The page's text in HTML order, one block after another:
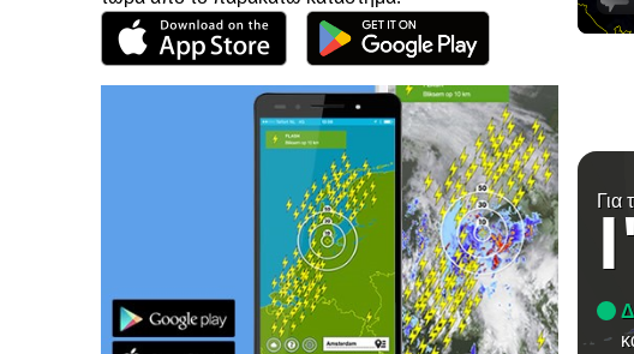
Για